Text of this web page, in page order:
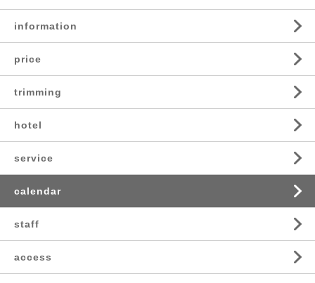
information
price
trimming
hotel
service
calendar
staff
access